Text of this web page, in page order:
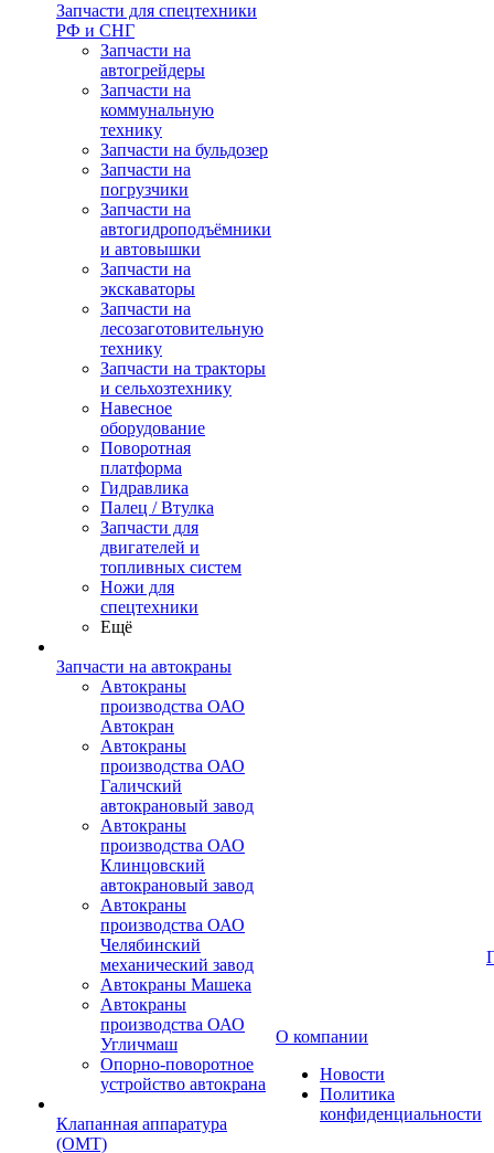
Запчасти для спецтехники
РФ и СНГ
Запчасти на
автогрейдеры
Запчасти на
коммунальную
технику
Запчасти на бульдозер
Запчасти на
погрузчики
Запчасти на
автогидроподъёмники
и автовышки
Запчасти на
экскаваторы
Запчасти на
лесозаготовительную
технику
Запчасти на тракторы
и сельхозтехнику
Навесное
оборудование
Поворотная
платформа
Гидравлика
Палец / Втулка
Запчасти для
двигателей и
топливных систем
Ножи для
спецтехники
Ещё
Запчасти на автокраны
Автокраны
производства ОАО
Автокран
Автокраны
производства ОАО
Галичский
автокрановый завод
Автокраны
производства ОАО
Клинцовский
автокрановый завод
Автокраны
производства ОАО
Челябинский
механический завод
Автокраны Машека
Автокраны
производства ОАО
Угличмаш
Опорно-поворотное
устройство автокрана
Клапанная аппаратура
(OMT)
О компании
Новости
Политика
конфиденциальности